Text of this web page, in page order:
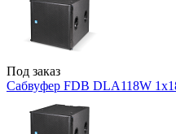
Под заказ
Сабвуфер FDB DLA118W